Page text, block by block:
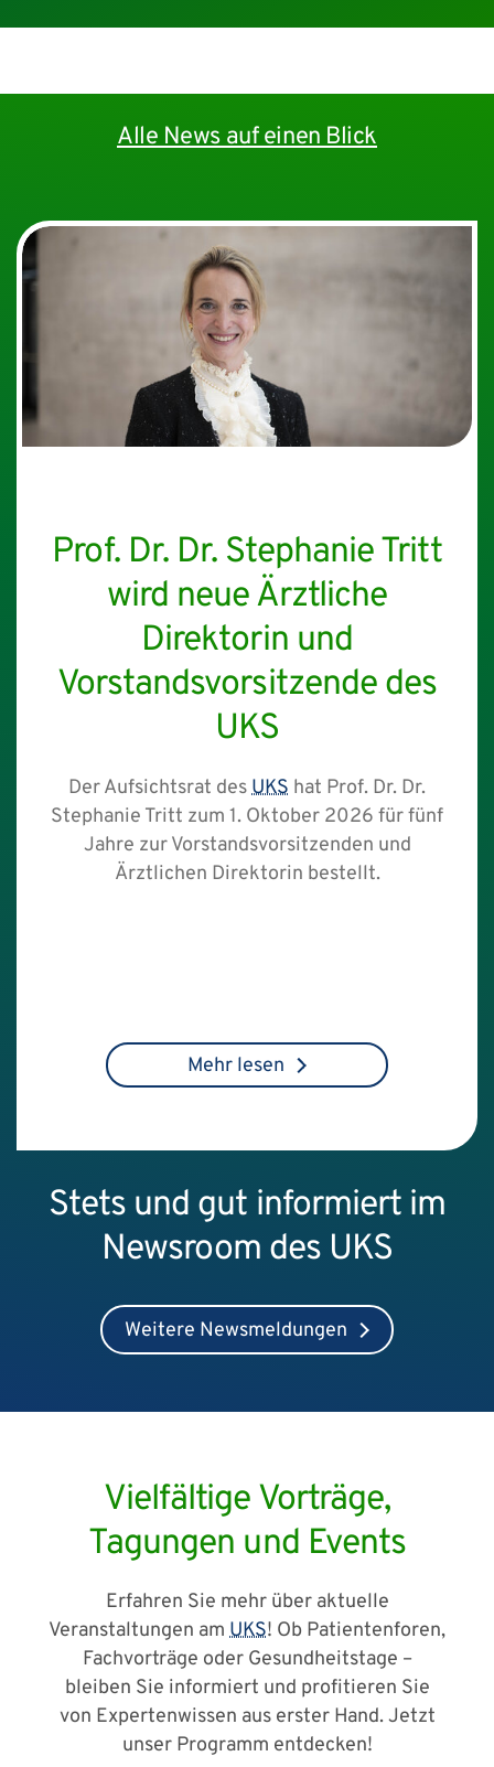
Haupteingang
Alle News auf einen Blick
Prof. Dr. Dr. Stephanie Tritt
wird neue Ärztliche
Direktorin und
Vorstandsvorsitzende des
UKS
Der Aufsichtsrat desUKS hat Prof. Dr. Dr.
Stephanie Tritt zum 1. Oktober 2026 für fünf
Jahre zur Vorstandsvorsitzenden und
Ärztlichen Direktorin bestellt.
Mehr lesen
Stets und gut informiert im
Newsroom des UKS
Weitere Newsmeldungen
Vielfältige Vorträge,
Tagungen und Events
Erfahren Sie mehr über aktuelle
Veranstaltungen am UKS! Ob Patientenforen,
Fachvorträge oder Gesundheitstage –
bleiben Sie informiert und profitieren Sie
von Expertenwissen aus erster Hand. Jetzt
unser Programm entdecken!